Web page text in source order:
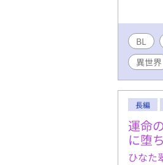
BL
異世界
長編
運命
に堕
ひなた